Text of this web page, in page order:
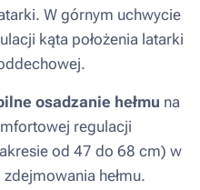
W górnym uchwycie
kąta położenia latarki
osadzanie hełmu na
regulacji
od 47 do 68 cm) w
hełmu.